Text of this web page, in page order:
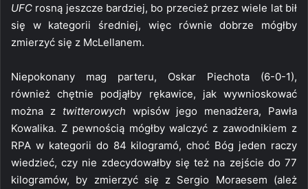
UFC rosną jeszcze bardziej, bo przecież przez wiele lat bił
się w kategorii średniej, więc równie dobrze mógłby
zmierzyć się z McLellanem.
Niepokonany mag parteru, Oskar Piechota (6-0-1),
również chętnie podjąłby rękawice, jak wywnioskować
można z twitterowych wpisów jego menadżera, Pawła
Kowalika. Z pewnością mógłby walczyć z zawodnikiem z
RPA w kategorii do 84 kilogramó, choć Bóg jeden raczy
wiedzieć, czy nie zdecydowałby się też na zejście do 77
kilogramów, by zmierzyć się z Sergio Moraesem (ależ